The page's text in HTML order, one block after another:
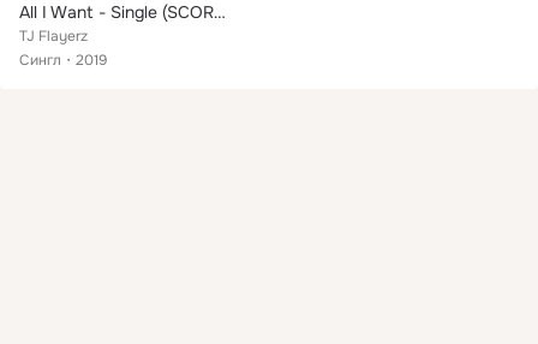
All I Want - Single (SCORCCiO Hot Mix)
TJ Flayerz
Сингл
2019